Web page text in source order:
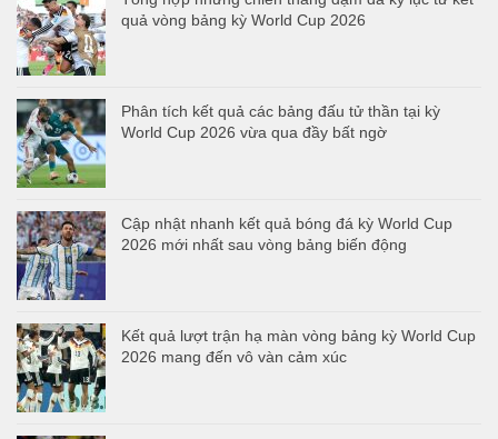
quả vòng bảng kỳ World Cup 2026
Phân tích kết quả các bảng đấu tử thần tại kỳ
World Cup 2026 vừa qua đầy bất ngờ
Cập nhật nhanh kết quả bóng đá kỳ World Cup
2026 mới nhất sau vòng bảng biến động
Kết quả lượt trận hạ màn vòng bảng kỳ World Cup
2026 mang đến vô vàn cảm xúc